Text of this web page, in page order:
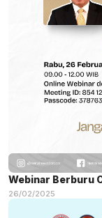
Webinar Berburu
26/02/2025